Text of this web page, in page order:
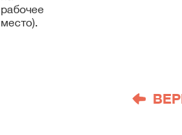
рабочее
место).